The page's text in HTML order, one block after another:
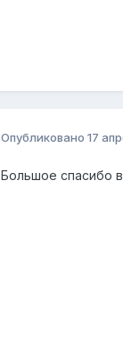
Опубликовано 17
Большое спасибо